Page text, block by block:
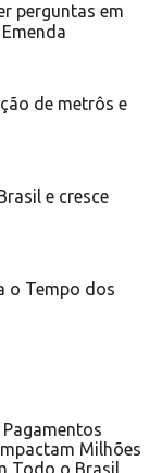
perguntas em
de metrôs e
e cresce
o Tempo dos
Milhões
Todo o Brasil